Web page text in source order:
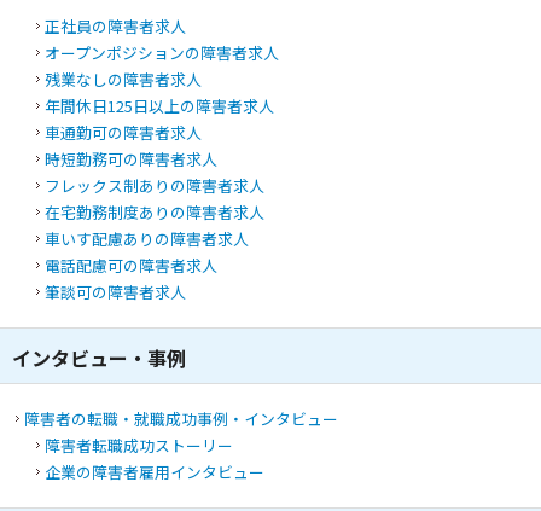
正社員の障害者求人
オープンポジションの障害者求人
残業なしの障害者求人
年間休日125日以上の障害者求人
車通勤可の障害者求人
時短勤務可の障害者求人
フレックス制あり の障害者求人
在宅勤務制度あり の障害者求人
車いす配慮あり の障害者求人
電話配慮可の障害者求人
筆談可の障害者求人
インタビュー・事例
障害者の転職・就職成功事例・インタビュー
障害者転職成功ストーリー
企業の障害者雇用インタビュー